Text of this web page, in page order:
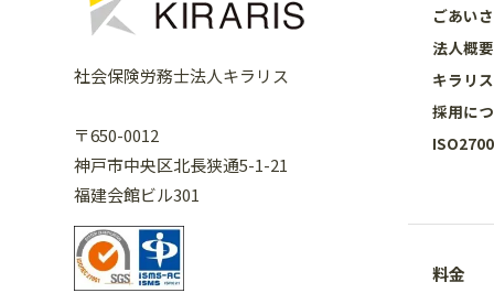
社会保険労務士法人キラリス
〒650-0012
神戸市中央区北長狭通5-1-21
福建会館ビル301
ごあい
法人概要
キラリ
採用に
料金